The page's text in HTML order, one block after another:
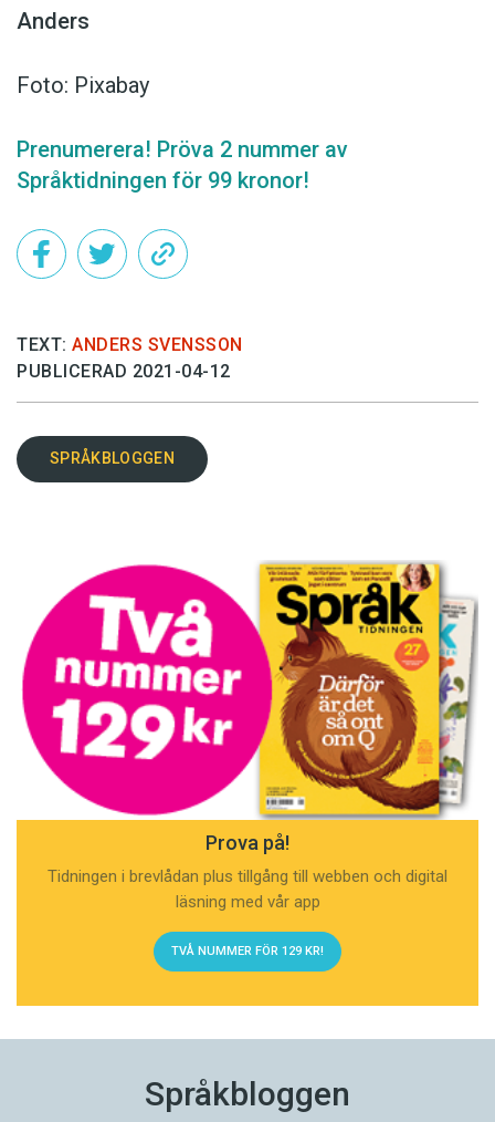
Anders
Foto: Pixabay
Prenumerera! Pröva 2 nummer av
Språktidningen för 99 kronor!
TEXT: ANDERS SVENSSON
PUBLICERAD 2021-04-12
SPRÅKBLOGGEN
Prova på!
Tidningen i brevlådan plus tillgång till webben och digital
läsning med vår app
TVÅ NUMMER FÖR 129 KR!
Språkbloggen